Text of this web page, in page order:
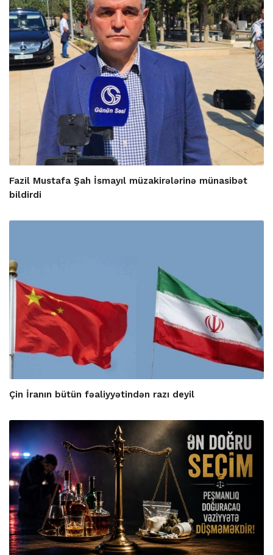
Fazil Mustafa Şah İsmayıl müzakirələrinə münasibət
bildirdi
Çin İranın bütün fəaliyyətindən razı deyil